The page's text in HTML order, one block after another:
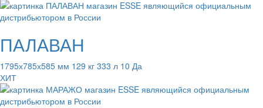
ПАЛАВАН
1795х785х585 мм 129 кг 333 л 10 Да
ХИТ